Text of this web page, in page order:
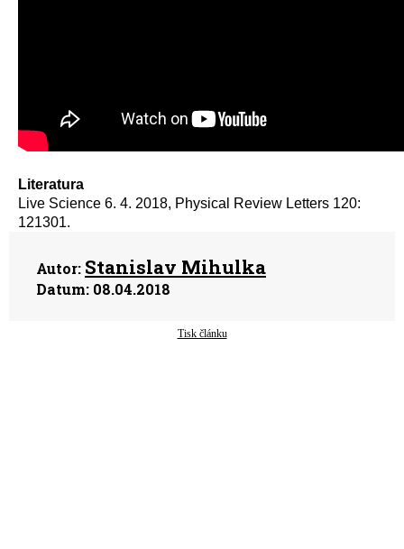
Literatura
Live Science 6. 4. 2018, Physical Review Letters 120:
121301.
Autor: Stanislav Mihulka
Datum: 08.04.2018
Tisk článku